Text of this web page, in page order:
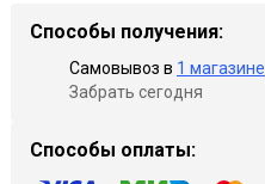
Способы получения:
Самовывоз в 1 магазине
Забрать сегодня
Способы оплаты: